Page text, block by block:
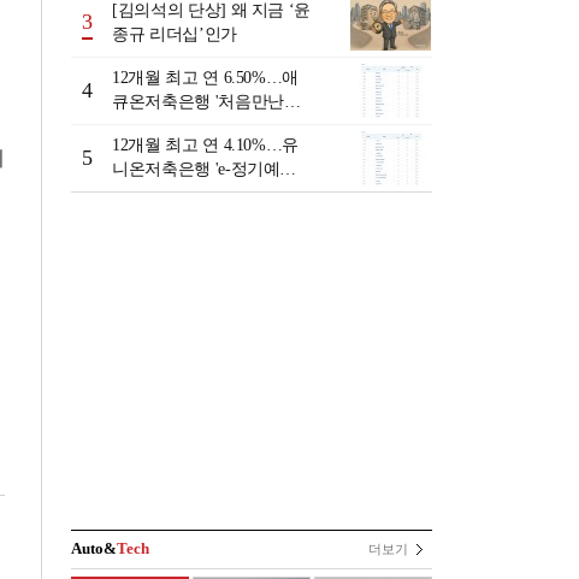
월7일]
3
[김의석의 단상] 왜 지금 ‘윤
종규 리더십’인가
4
12개월 최고 연 6.50%…애
큐온저축은행 '처음만난적
리-8월 2주]
5
12개월 최고 연 4.10%…유
니온저축은행 'e-정기예
금'[이주의 저축은행 예금금
Auto&Tech 더보기